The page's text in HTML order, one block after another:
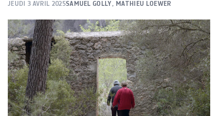
JEUDI 3 AVRIL 2025SAMUEL GOLLY , MATHIEU LOEWER